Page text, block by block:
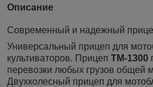
Описание
Современный и надежный
Универсальный прицеп для
культиваторов. Прицеп ТМ-1300
перевозки любых грузов общей
Двухколесный прицеп для